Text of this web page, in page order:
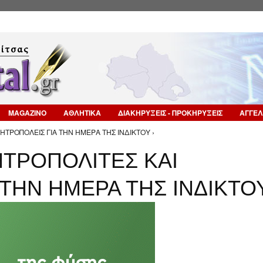
MAGAZINO ΑΘΛΗΤΙΚΑ ΔΙΑΚΗΡΥΞΕΙΣ - ΠΡΟΚΗΡΥΞΕΙΣ
ΓΙΑ ΤΗΝ ΗΜΕΡΑ ΤΗΣ ΙΝΔΙΚΤΟΥ ›
ΚΑΙ
ΗΜΕΡΑ ΤΗΣ